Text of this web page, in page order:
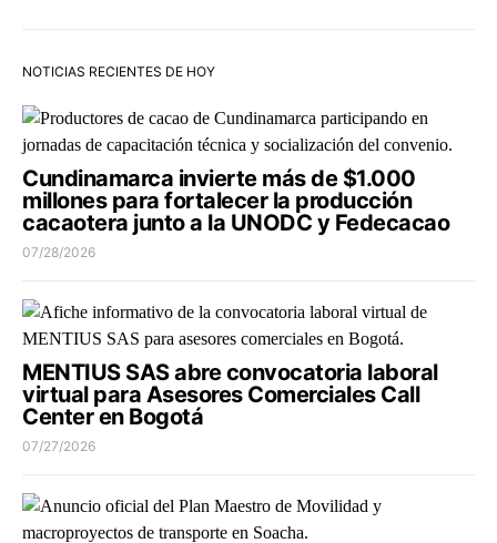
NOTICIAS RECIENTES DE HOY
Cundinamarca invierte más de $1.000
millones para fortalecer la producción
cacaotera junto a la UNODC y Fedecacao
07/28/2026
MENTIUS SAS abre convocatoria laboral
virtual para Asesores Comerciales Call
Center en Bogotá
07/27/2026